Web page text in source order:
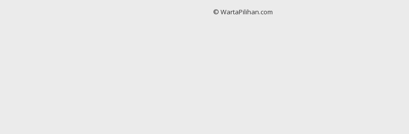
© WartaPilihan.com